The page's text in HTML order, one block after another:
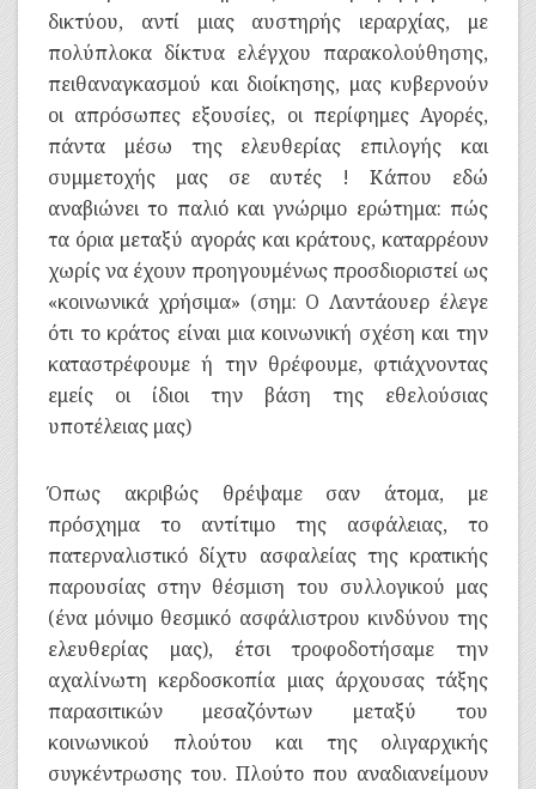
δικτύου, αντί μιας αυστηρής ιεραρχίας, με
πολύπλοκα δίκτυα ελέγχου παρακολούθησης,
πειθαναγκασμού και διοίκησης, μας κυβερνούν
οι απρόσωπες εξουσίες, οι περίφημες Αγορές,
πάντα μέσω της ελευθερίας επιλογής και
συμμετοχής μας σε αυτές ! Κάπου εδώ
αναβιώνει το παλιό και γνώριμο ερώτημα: πώς
τα όρια μεταξύ αγοράς και κράτους, καταρρέουν
χωρίς να έχουν προηγουμένως προσδιοριστεί ως
«κοινωνικά χρήσιμα» (σημ: Ο Λαντάουερ έλεγε
ότι το κράτος είναι μια κοινωνική σχέση και την
καταστρέφουμε ή την θρέφουμε, φτιάχνοντας
εμείς οι ίδιοι την βάση της εθελούσιας
υποτέλειας μας)
Όπως ακριβώς θρέψαμε σαν άτομα, με
πρόσχημα το αντίτιμο της ασφάλειας, το
πατερναλιστικό δίχτυ ασφαλείας της κρατικής
παρουσίας στην θέσμιση του συλλογικού μας
(ένα μόνιμο θεσμικό ασφάλιστρου κινδύνου της
ελευθερίας μας), έτσι τροφοδοτήσαμε την
αχαλίνωτη κερδοσκοπία μιας άρχουσας τάξης
παρασιτικών μεσαζόντων μεταξύ του
κοινωνικού πλούτου και της ολιγαρχικής
συγκέντρωσης του. Πλούτο που αναδιανείμουν